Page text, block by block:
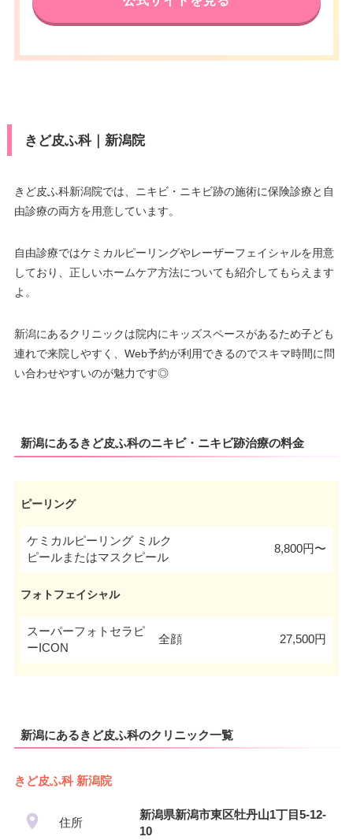
きど皮ふ科｜新潟院
きど皮ふ科新潟院では、ニキビ・ニキビ跡の施術に保険診療と自
由診療の両方を用意しています。
自由診療ではケミカルピーリングやレーザーフェイシャルを用意
しており、正しいホームケア方法についても紹介してもらえます
よ。
新潟にあるクリニックは院内にキッズスペースがあるため子ども
連れで来院しやすく、Web予約が利用できるのでスキマ時間に問
い合わせやすいのが魅力です◎
新潟にあるきど皮ふ科のニキビ・ニキビ跡治療の料金
ピーリング
ケミカルピーリング ミルク
ピールまたはマスクピール
8,800円〜
フォトフェイシャル
スーパーフォトセラピ
ーICON
全顔 27,500円
新潟にあるきど皮ふ科のクリニック一覧
きど皮ふ科 新潟院
住所
新潟県新潟市東区牡丹山1丁目5-12-
10